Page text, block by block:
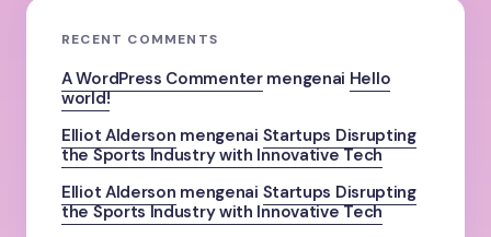
RECENT COMMENTS
A WordPress Commentermengenai Hello
world!
Elliot Alderson mengenai Startups Disrupting
the Sports Industry with Innovative Tech
Elliot Alderson mengenai Startups Disrupting
the Sports Industry with Innovative Tech